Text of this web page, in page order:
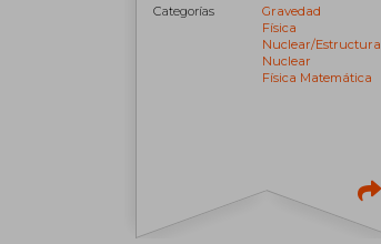
Categorías
Gravedad
Física
Nuclear/estructura
Nuclear
Física Matemática